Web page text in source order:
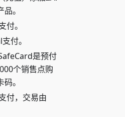
。
付。
付。
是预付
个销售点购
。
付，交易由